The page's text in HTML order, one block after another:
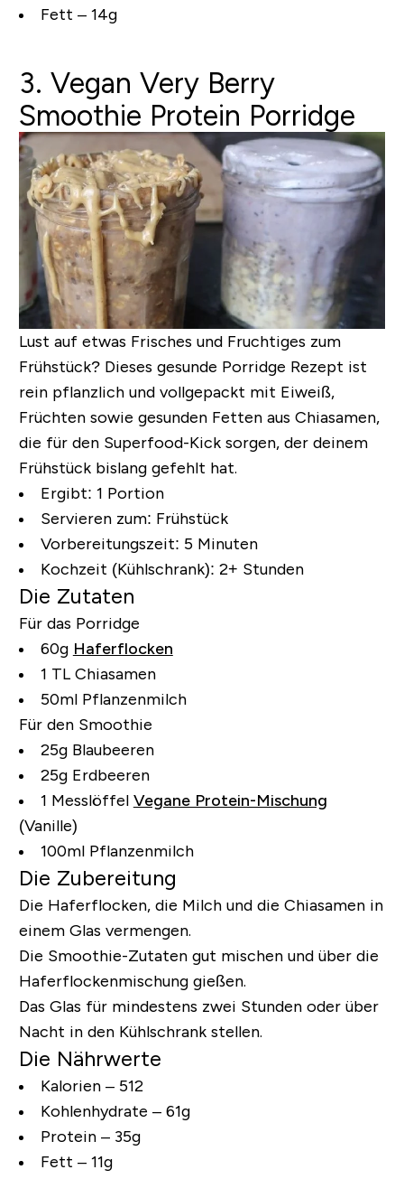
Fett – 14g
3. Vegan Very Berry
Smoothie Protein Porridge
Lust auf etwas Frisches und Fruchtiges zum
Frühstück? Dieses gesunde Porridge Rezept ist
rein pflanzlich und vollgepackt mit Eiweiß,
Früchten sowie gesunden Fetten aus Chiasamen,
die für den Superfood-Kick sorgen, der deinem
Frühstück bislang gefehlt hat.
Ergibt: 1 Portion
Servieren zum: Frühstück
Vorbereitungszeit: 5 Minuten
Kochzeit (Kühlschrank): 2+ Stunden
Die Zutaten
Für das Porridge
60g Haferflocken
1 TL Chiasamen
50ml Pflanzenmilch
Für den Smoothie
25g Blaubeeren
25g Erdbeeren
1 Messlöffel Vegane Protein-Mischung
(Vanille)
100ml Pflanzenmilch
Die Zubereitung
Die Haferflocken, die Milch und die Chiasamen in
einem Glas vermengen.
Die Smoothie-Zutaten gut mischen und über die
Haferflockenmischung gießen.
Das Glas für mindestens zwei Stunden oder über
Nacht in den Kühlschrank stellen.
Die Nährwerte
Kalorien – 512
Kohlenhydrate – 61g
Protein – 35g
Fett – 11g